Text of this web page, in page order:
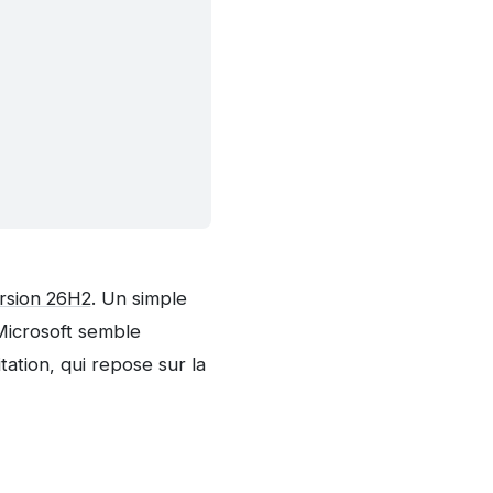
26H2. Un simple
semble
qui repose sur la